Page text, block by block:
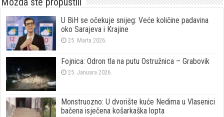
U BiH se očekuje snijeg: Veće količine padavina
oko Sarajeva i Krajine
25. Marta 2026.
Fojnica: Odron tla na putu Ostružnica – Grabovik
25. Januara 2026.
Monstruozno: U dvorište kuće Nedima u Vlasenici
bačena isječena košarkaška lopta